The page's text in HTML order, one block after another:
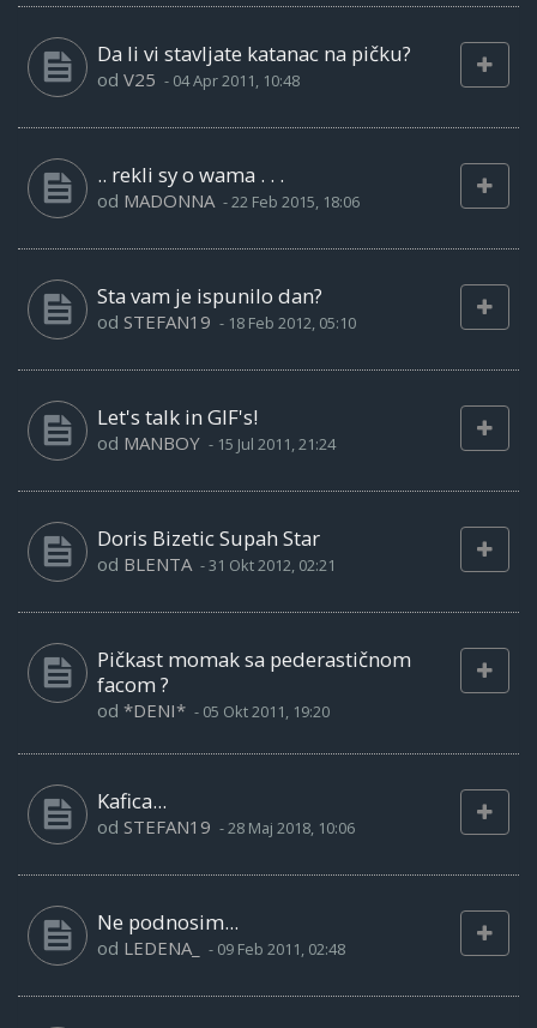
Da li vi stavljate katanac na pičku?
od V25 - 04 Apr 2011, 10:48
.. rekli sy o wama . . .
od MADONNA -22 Feb 2015, 18:06
Sta vam je ispunilo dan?
od STEFAN19 - 18 Feb 2012, 05:10
Let's talk in GIF's!
od MANBOY - 15 Jul 2011, 21:24
Doris Bizetic Supah Star
od BLENTA -31 Okt 2012, 02:21
Pičkast momak sa pederastičnom
facom ?
od *DENI* - 05 Okt 2011, 19:20
Kafica...
od STEFAN19 -28 Maj 2018, 10:06
Ne podnosim...
od LEDENA_ - 09 Feb 2011, 02:48